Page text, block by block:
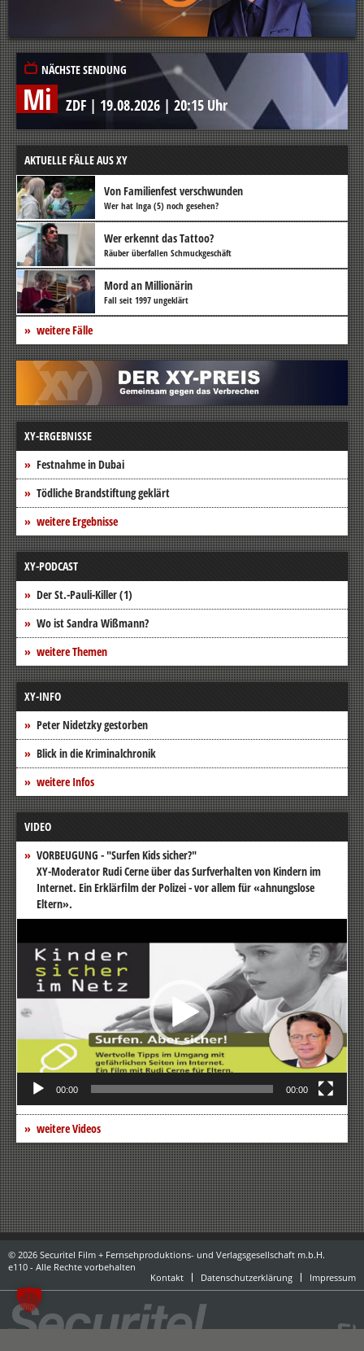
NÄCHSTE SENDUNG
Mi ZDF | 19.08.2026 | 20:15 Uhr
AKTUELLE FÄLLE AUS XY
Von Familienfest verschwunden
Wer hat Inga (5) noch gesehen?
Wer erkennt das Tattoo?
Räuber überfallen Schmuckgeschäft
Mord an Millionärin
Fall seit 1997 ungeklärt
weitere Fälle
XY-ERGEBNISSE
Festnahme in Dubai
Tödliche Brandstiftung geklärt
weitere Ergebnisse
XY-PODCAST
Der St.-Pauli-Killer (1)
Wo ist Sandra Wißmann?
weitere Themen
XY-INFO
Peter Nidetzky gestorben
Blick in die Kriminalchronik
weitere Infos
VIDEO
VORBEUGUNG - "Surfen Kids sicher?"
XY-Moderator Rudi Cerne über das Surfverhalten von Kindern im
Internet. Ein Erklärfilm der Polizei - vor allem für «ahnungslose
Eltern».
Video-
00:00 00:00
weitere Videos
© 2026 Securitel Film + Fernsehproduktions- und Verlagsgesellschaft m.b.H.
e110 - Alle Rechte vorbehalten
Kontakt
Datenschutzerklärung Impressum
powered by danubius